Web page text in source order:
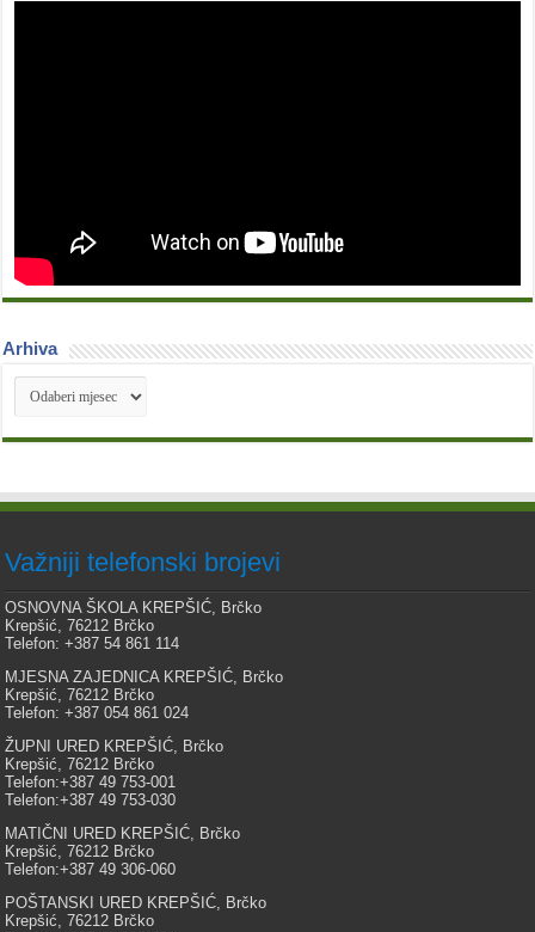
Arhiva
Arhiva
Važniji telefonski brojevi
OSNOVNA ŠKOLA KREPŠIĆ, Brčko
Krepšić, 76212 Brčko
Telefon: +387 54 861 114
MJESNA ZAJEDNICA KREPŠIĆ, Brčko
Krepšić, 76212 Brčko
Telefon: +387 054 861 024
ŽUPNI URED KREPŠIĆ, Brčko
Krepšić, 76212 Brčko
Telefon:+387 49 753-001
Telefon:+387 49 753-030
MATIČNI URED KREPŠIĆ, Brčko
Krepšić, 76212 Brčko
Telefon:+387 49 306-060
POŠTANSKI URED KREPŠIĆ, Brčko
Krepšić, 76212 Brčko